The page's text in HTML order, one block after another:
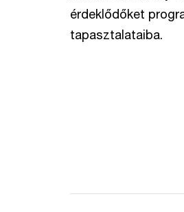
érdeklődőket
tapasztalataiba.